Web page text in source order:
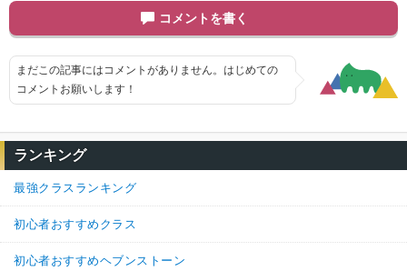
コメントを書く
まだこの記事にはコメントがありません。はじめての
コメントお願いします！
ランキング
最強クラスランキング
初心者おすすめクラス
初心者おすすめヘブンストーン